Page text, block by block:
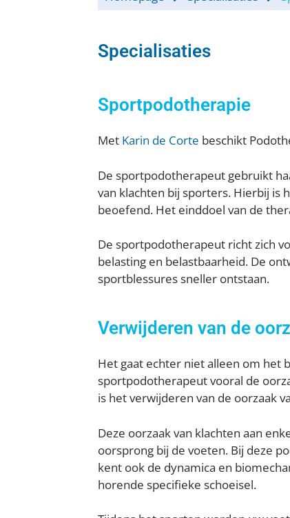
Specialisaties
Sportpodotherapie
Met Karin de Corte beschikt
De sportpodotherapeut gebruikt
van klachten bij sporters. Hierbij is
beoefend. Het einddoel van de
De sportpodotherapeut richt zich
belasting en belastbaarheid. De
sportblessures sneller ontstaan.
Verwijderen van de
Het gaat echter niet alleen om het
sportpodotherapeut vooral de
is het verwijderen van de oorzaak
Deze oorzaak van klachten aan
oorsprong bij de voeten. Bij deze
kent ook de dynamica en
horende specifieke schoeisel.